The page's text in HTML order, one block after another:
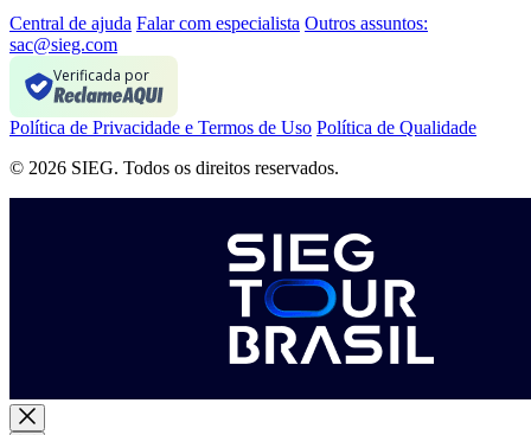
Central de ajuda Falar com especialista Outros assuntos:
sac@sieg.com
Verificada por
Política de Privacidade e Termos de Uso Política de Qualidade
© 2026 SIEG. Todos os direitos reservados.